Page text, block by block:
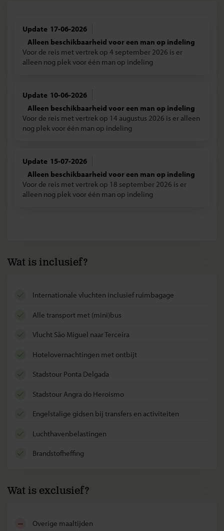
17-06-2026
Alleen beschikbaarheid voor een man op indeling
Voor de reis met vertrek op 4 september 2026 is er
alleen nog plek voor één man op indeling
10-06-2026
Alleen beschikbaarheid voor een man op indeling
Voor de reis met vertrek op 14 augustus 2026 is er alleen
nog plek voor één man op indeling
15-07-2026
Alleen beschikbaarheid voor een man op indeling
Voor de reis met vertrek op 18 september 2026 is er
alleen nog plek voor één man op indeling
Wat is inclusief?
internationale vluchten inclusief ruimbagage
alle transport met (mini)bus
vlucht São Miguel naar Terceira
hotelovernachtingen met ontbijt
stadstour Ponta Delgada
stadstour Angra do Heroismo
Engelstalige gidsen bij transfers en activiteiten
luchthavenbelastingen
brandstofheffing
Wat is exclusief?
overige maaltijden